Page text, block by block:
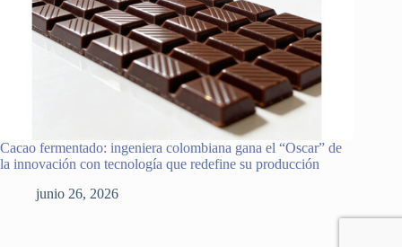
Cacao fermentado: ingeniera colombiana gana el “Oscar” de
la innovación con tecnología que redefine su producción
junio 26, 2026